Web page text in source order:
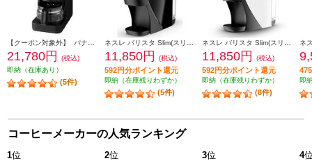
21,780円
(税込)
即納（在庫あり）
(5件)
11,850円 (税込)
592円分ポイント還元
即納（在庫残りわずか）
(5件)
11,850円 (税込)
592円分ポイント還元
即納（在庫残りわずか）
(8件)
即
コーヒーメーカーの人気ランキング
1位 2位 3位 4